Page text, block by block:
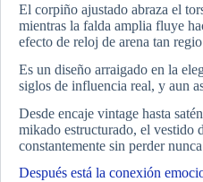
El corpiño ajustado abraza el
mientras la falda amplia fluye
efecto de reloj de arena tan
Es un diseño arraigado en la
siglos de influencia real, y aun
Desde encaje vintage hasta
mikado estructurado, el vestido
constantemente sin perder
Después está la conexión